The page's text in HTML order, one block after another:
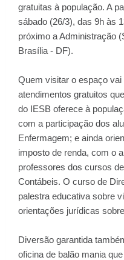
gratuitas à população. A
sábado (26/3), das 9h às
próximo a Administração
Brasília - DF).
Quem visitar o espaço
atendimentos gratuitos
do IESB oferece à
com a participação dos
Enfermagem; e ainda
imposto de renda, com o
professores dos cursos
Contábeis. O curso de
palestra educativa sobre
orientações jurídicas
Diversão garantida
oficina de balão mania